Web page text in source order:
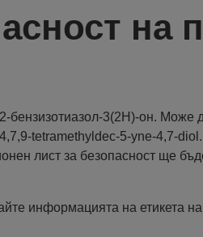
на
бензизотиазол-3(2H)-oн. Може
tetramethyldec-5-yne-4,7-
лист за безопасност ще
информацията на етикета